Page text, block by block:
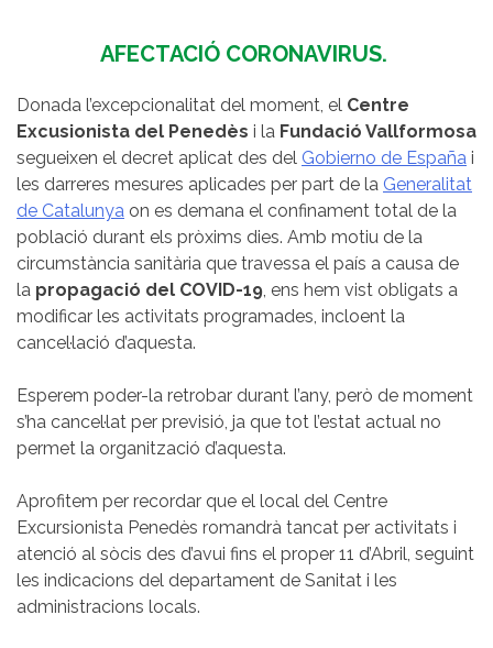
AFECTACIÓ CORONAVIRUS.
Donada l’excepcionalitat del moment, el Centre
Excusionista del Penedès i la Fundació Vallformosa
segueixen el decret aplicat des del Gobierno de España i
les darreres mesures aplicades per part de la Generalitat
de Catalunya on es demana el confinament total de la
població durant els pròxims dies. Amb motiu de la
circumstància sanitària que travessa el país a causa de
la propagació del COVID-19, ens hem vist obligats a
modificar les activitats programades, incloent la
cancel·lació d’aquesta.
Esperem poder-la retrobar durant l’any, però de moment
s’ha cancel·lat per previsió, ja que tot l’estat actual no
permet la organització d’aquesta.
Aprofitem per recordar que el local del Centre
Excursionista Penedès romandrà tancat per activitats i
atenció al sòcis des d’avui fins el proper 11 d’Abril, seguint
les indicacions del departament de Sanitat i les
administracions locals.